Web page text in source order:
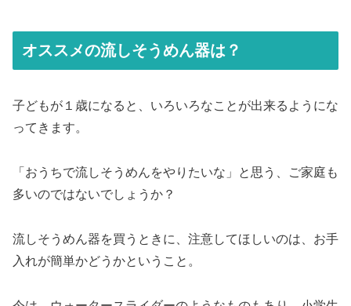
オススメの流しそうめん器は？
子どもが１歳になると、いろいろなことが出来るようにな
ってきます。
「おうちで流しそうめんをやりたいな」と思う、ご家庭も
多いのではないでしょうか？
流しそうめん器を買うときに、注意してほしいのは、お手
入れが簡単かどうかということ。